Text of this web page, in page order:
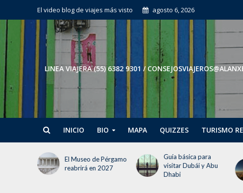
El video blog de viajes más visto agosto 6, 2026
LINEA VIAJERA (55) 6382 9301 /
INICIO BIO MAPA QUIZZES TURISMO
El Museo de Pérgamo
reabrirá en 2027
Guía básica para
visitar Dubái y Abu
Dhabi